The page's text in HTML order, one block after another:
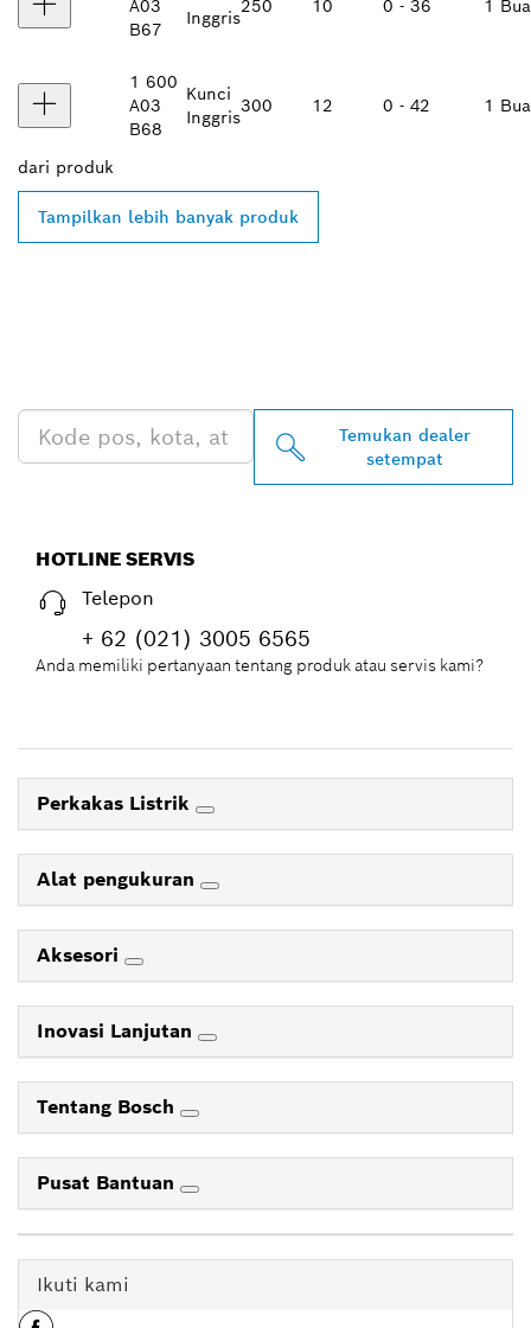
A03
B67
Inggris
250 10 0 - 36 1
1 600
A03
B68
Kunci
Inggris
300 12 0 - 42 1
dari produk
Tampilkan lebih banyak produk
Temukan dealer
setempat
HOTLINE SERVIS
Telepon
+ 62 (021) 3005 6565
Anda memiliki pertanyaan tentang produk atau servis kami?
Perkakas Listrik
Alat pengukuran
Aksesori
Inovasi Lanjutan
Tentang Bosch
Pusat Bantuan
Ikuti kami